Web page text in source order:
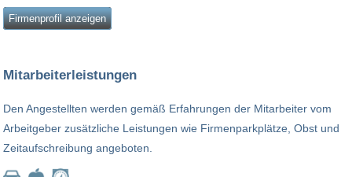
Firmenprofil anzeigen
Mitarbeiterleistungen
Den Angestellten werden gemäß Erfahrungen der Mitarbeiter vom
Arbeitgeber zusätzliche Leistungen wie Firmenparkplätze, Obst und
Zeitaufschreibung angeboten.